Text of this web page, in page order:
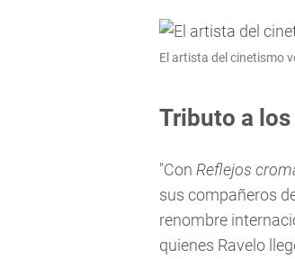
El artista del cinetismo
Tributo a
"Con Reflejos
sus compañeros
renombre
quienes Ravelo